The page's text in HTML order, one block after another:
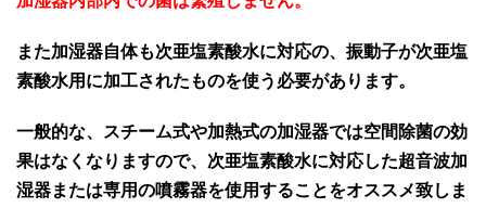
また加湿器自体も次亜塩素酸水に対応の、振動子が次亜塩
素酸水用に加工されたものを使う必要があります。
一般的な、スチーム式や加熱式の加湿器では空間除菌の効
果はなくなりますので、次亜塩素酸水に対応した超音波加
湿器または専用の噴霧器を使用することをオススメ致しま